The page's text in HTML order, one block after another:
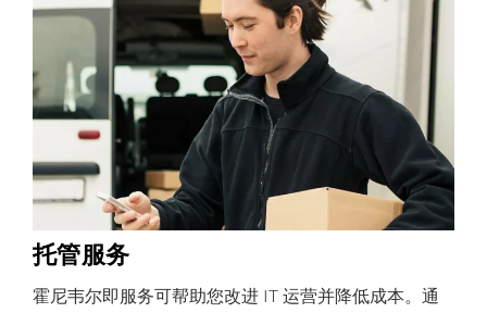
托管服务
霍尼韦尔即服务可帮助您改进 IT 运营并降低成本。通